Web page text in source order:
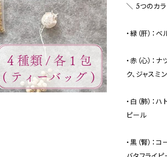
＼ 5つのカ
・緑（肝）：
・赤（心）：
ク、ジャスミ
・白（肺）：
ピール
・黒（腎）：